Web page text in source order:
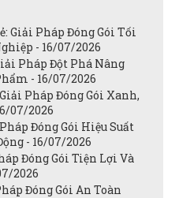
Giải Pháp Đóng Gói Tối
- 16/07/2026
Pháp Đột Phá Nâng
- 16/07/2026
Pháp Đóng Gói Xanh,
07/2026
Đóng Gói Hiệu Suất
- 16/07/2026
Đóng Gói Tiện Lợi Và
2026
Đóng Gói An Toàn